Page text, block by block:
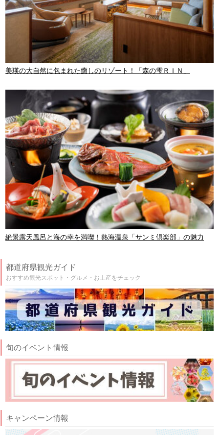
美瑛の大自然に包まれた癒しのリゾート！「森の雫ＲＩＮ」
絶景露天風呂と海の幸を満喫！熱海温泉「サンミ倶楽部」の魅力
都道府県観光ガイド
おすすめ観光スポット・グルメ・お土産をチェック
旬のイベント情報
キャンペーン情報